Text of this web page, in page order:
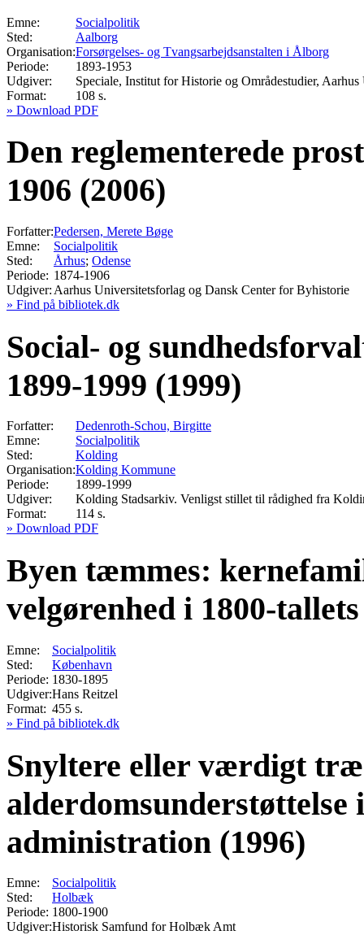
Emne:
Socialpolitik
Sted:
Aalborg
Organisation:Forsørgelses- og Tvangsarbejdsanstalten i Ålborg
Periode:
1893-1953
Udgiver:
Speciale, Institut for Historie og Områdestudier, Aarhus
Format:
108 s.
» Download PDF
Den reglementerede
1906 (2006)
Forfatter:Pedersen, Merete Bøge
Emne:
Socialpolitik
Sted:
Århus; Odense
Periode: 1874-1906
Udgiver: Aarhus Universitetsforlag og Dansk Center for Byhistorie
» Find på bibliotek.dk
Social- og
1899-1999 (1999)
Forfatter:
Dedenroth-Schou, Birgitte
Emne:
Socialpolitik
Sted:
Kolding
Organisation:Kolding Kommune
Periode:
1899-1999
Udgiver:
Kolding Stadsarkiv. Venligst stillet til rådighed fra
Format:
114 s.
» Download PDF
Byen tæmmes:
velgørenhed i 1800-
Emne:
Socialpolitik
Sted:
København
Periode: 1830-1895
Udgiver:Hans Reitzel
Format: 455 s.
» Find på bibliotek.dk
Snyltere eller værdigt
administration (1996)
Emne:
Socialpolitik
Sted:
Holbæk
Periode: 1800-1900
Udgiver:Historisk Samfund for Holbæk Amt